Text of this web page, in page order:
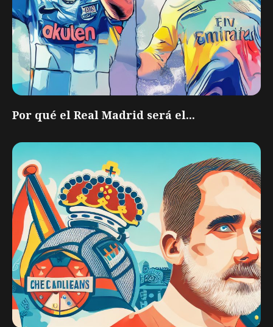
Por qué el Real Madrid será el...